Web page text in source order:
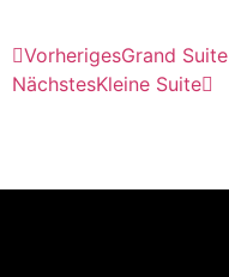
VorherigesGrand Suite
NächstesKleine Suite